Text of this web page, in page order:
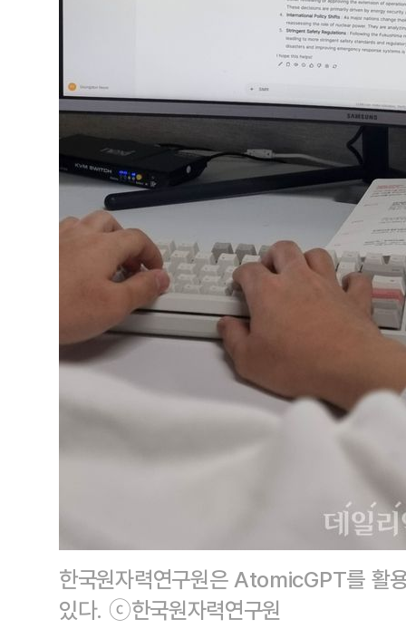
한국원자력연구원은 AtomicGPT를 활
있다. ⓒ한국원자력연구원